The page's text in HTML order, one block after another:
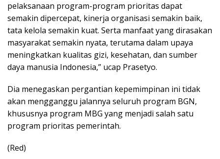
pelaksanaan program-program prioritas dapat
semakin dipercepat, kinerja organisasi semakin baik,
tata kelola semakin kuat. Serta manfaat yang dirasakan
masyarakat semakin nyata, terutama dalam upaya
meningkatkan kualitas gizi, kesehatan, dan sumber
daya manusia Indonesia,” ucap Prasetyo.
Dia menegaskan pergantian kepemimpinan ini tidak
akan mengganggu jalannya seluruh program BGN,
khususnya program MBG yang menjadi salah satu
program prioritas pemerintah.
(Red)